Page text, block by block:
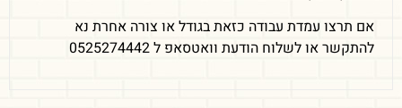
אם תרצו עמדת עבודה כזאת בגודל או צורה אחרת נא
להתקשר או לשלוח הודעת וואטסאפ ל 0525274442